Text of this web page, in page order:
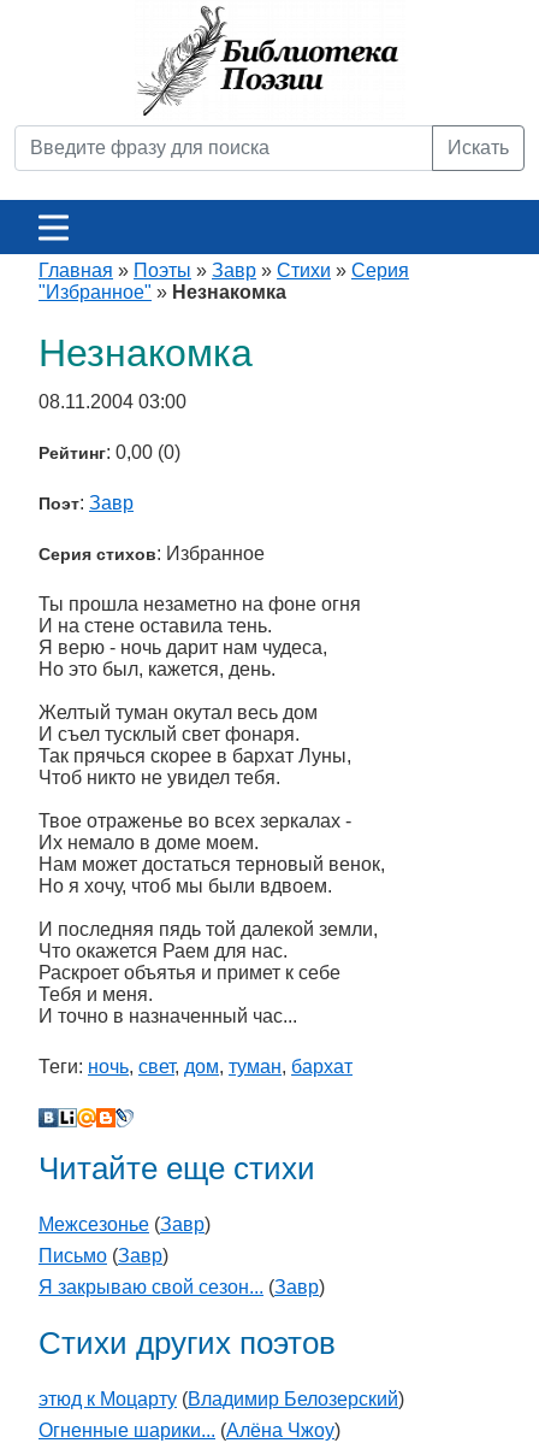
Искать
Главная » Поэты » Завр » Стихи » Серия
"Избранное" » Незнакомка
Незнакомка
08.11.2004 03:00
Рейтинг: 0,00 (0)
Поэт: Завр
Серия стихов: Избранное
Ты прошла незаметно на фоне огня
И на стене оставила тень.
Я верю - ночь дарит нам чудеса,
Но это был, кажется, день.
Желтый туман окутал весь дом
И съел тусклый свет фонаря.
Так прячься скорее в бархат Луны,
Чтоб никто не увидел тебя.
Твое отраженье во всех зеркалах -
Их немало в доме моем.
Нам может достаться терновый венок,
Но я хочу, чтоб мы были вдвоем.
И последняя пядь той далекой земли,
Что окажется Раем для нас.
Раскроет объятья и примет к себе
Тебя и меня.
И точно в назначенный час...
Теги: ночь, свет, дом, туман, бархат
Читайте еще стихи
Межсезонье (Завр)
Письмо (Завр)
Я закрываю свой сезон... (Завр)
Стихи других поэтов
этюд к Моцарту (Владимир Белозерский)
Огненные шарики... (Алёна Чжоу)